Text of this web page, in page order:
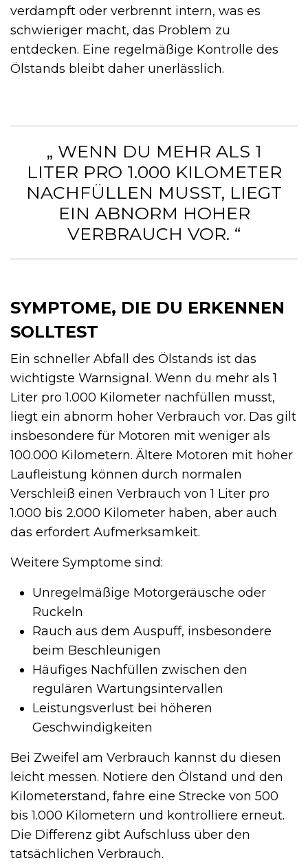
verdampft oder verbrennt intern, was es
schwieriger macht, das Problem zu
entdecken. Eine regelmäßige Kontrolle des
Ölstands bleibt daher unerlässlich.
„ WENN DU MEHR ALS 1
LITER PRO 1.000 KILOMETER
NACHFÜLLEN MUSST, LIEGT
EIN ABNORM HOHER
VERBRAUCH VOR. “
SYMPTOME, DIE DU ERKENNEN
SOLLTEST
Ein schneller Abfall des Ölstands ist das
wichtigste Warnsignal. Wenn du mehr als 1
Liter pro 1.000 Kilometer nachfüllen musst,
liegt ein abnorm hoher Verbrauch vor. Das gilt
insbesondere für Motoren mit weniger als
100.000 Kilometern. Ältere Motoren mit hoher
Laufleistung können durch normalen
Verschleiß einen Verbrauch von 1 Liter pro
1.000 bis 2.000 Kilometer haben, aber auch
das erfordert Aufmerksamkeit.
Weitere Symptome sind:
Unregelmäßige Motorgeräusche oder
Ruckeln
Rauch aus dem Auspuff, insbesondere
beim Beschleunigen
Häufiges Nachfüllen zwischen den
regulären Wartungsintervallen
Leistungsverlust bei höheren
Geschwindigkeiten
Bei Zweifel am Verbrauch kannst du diesen
leicht messen. Notiere den Ölstand und den
Kilometerstand, fahre eine Strecke von 500
bis 1.000 Kilometern und kontrolliere erneut.
Die Differenz gibt Aufschluss über den
tatsächlichen Verbrauch.